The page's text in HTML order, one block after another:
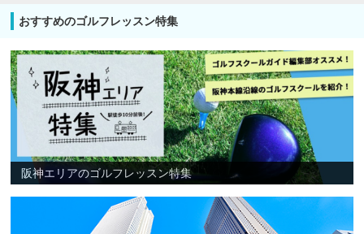
おすすめのゴルフレッスン特集
阪神エリアのゴルフレッスン特集